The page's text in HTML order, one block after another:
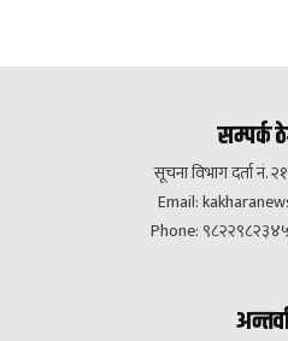
सम्पर्क
सूचना विभाग दर्ता
Email:
Phone: